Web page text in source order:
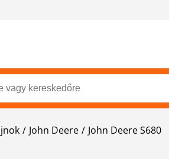
John Deere John Deere S680